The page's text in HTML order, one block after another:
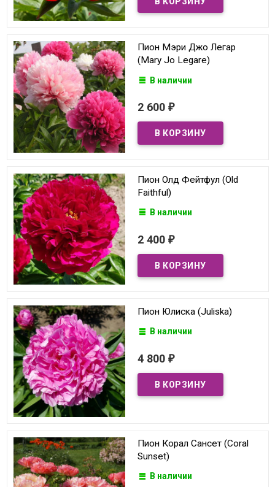
Пион Мэри Джо Легар
(Mary Jo Legare)
В наличии
2 600 ₽
Пион Олд Фейтфул (Old
Faithful)
В наличии
2 400 ₽
Пион Юлиска (Juliska)
В наличии
4 800 ₽
Пион Корал Сансет (Coral
Sunset)
В наличии